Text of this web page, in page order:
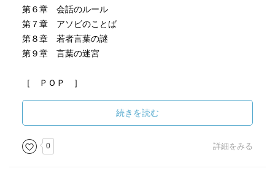
第６章 会話のルール
第７章 アソビのことば
第８章 若者言葉の謎
第９章 言葉の迷宮
［ ＰＯＰ ］
［ おすすめ度 ］
☆☆☆☆☆☆☆ おすすめ度
続きを読む
0 詳細をみる